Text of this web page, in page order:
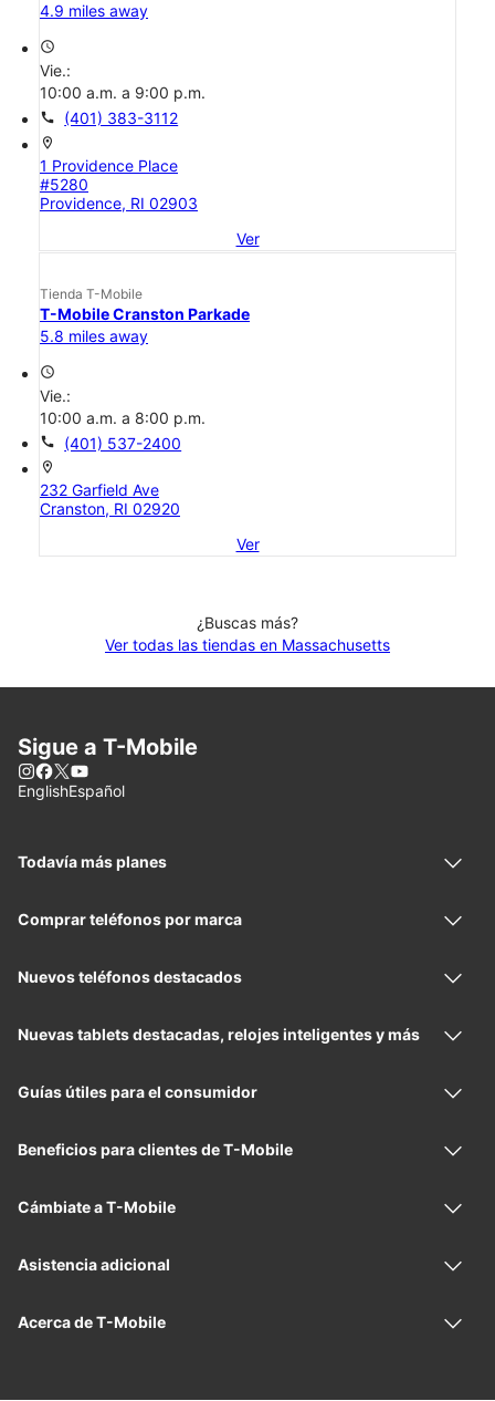
4.9 miles away
access_time
Vie.:
10:00 a.m. a 9:00 p.m.
call (401) 383-3112
location_on
1 Providence Place
#5280
Providence, RI 02903
Ver
Tienda T-Mobile
T-Mobile Cranston Parkade
5.8 miles away
access_time
Vie.:
10:00 a.m. a 8:00 p.m.
call (401) 537-2400
location_on
232 Garfield Ave
Cranston, RI 02920
Ver
¿Buscas más?
Ver todas las tiendas en Massachusetts